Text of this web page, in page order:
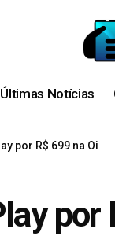
Últimas Notícias
por R$ 699 na Oi
por